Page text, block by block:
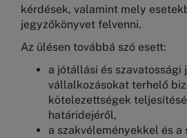
kérdések, valamint mely
jegyzőkönyvet felvenni.
Az ülésen továbbá szó esett:
a jótállási és szavatossági
vállalkozásokat terhelő
kötelezettségek
határidejéről,
a szakvéleményekkel és a